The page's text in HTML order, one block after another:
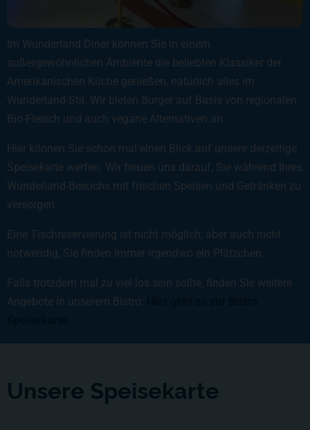
Im Wunderland Diner können Sie in einem
außergewöhnlichen Ambiente die beliebten Klassiker der
Amerikanischen Küche genießen, natürlich alles im
Wunderland-Stil. Wir bieten Burger auf Basis von regionalen
Bio-Fleisch und auch vegane Alternativen an.
Hier können Sie schon mal einen Blick auf unsere derzeitige
Speisekarte werfen. Wir freuen uns darauf, Sie während Ihres
Wunderland-Besuchs mit frischen Speisen und Getränken zu
versorgen.
Eine Tischreservierung ist nicht möglich, aber auch nicht
notwendig, Sie finden immer irgendwo ein Plätzchen.
Falls trotzdem mal zu viel los sein sollte, finden Sie weitere
Angebote in unserem Bistro:
Unsere Speisekarte